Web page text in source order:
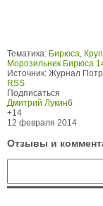
Тематика: Бирюса
Морозильник Бирюса
Источник: Журнал
RSS
Подписаться
Дмитрий Лукин6
+14
12 февраля 2014
Отзывы и